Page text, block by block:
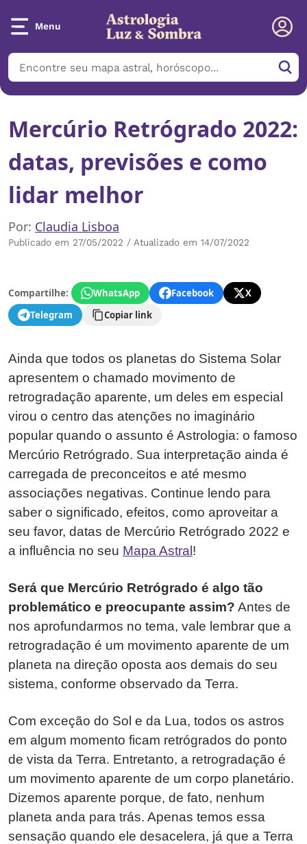
Menu
Mercúrio Retrógrado 2022:
datas, previsões e como
lidar melhor
Por: Claudia Lisboa
Publicado em 27/05/2022 / Atualizado em 14/07/2022
Compartilhe: WhatsApp Facebook
X
Telegram
Copiar link
Ainda que todos os planetas do Sistema Solar
apresentem o chamado movimento de
retrogradação aparente, um deles em especial
virou o centro das atenções no imaginário
popular quando o assunto é Astrologia: o famoso
Mercúrio Retrógrado. Sua interpretação ainda é
carregada de preconceitos e até mesmo
associações negativas. Continue lendo para
saber o significado, efeitos, como aproveitar a
seu favor, datas de Mercúrio Retrógrado 2022 e
a influência no seu Mapa Astral !
Será que Mercúrio Retrógrado é algo tão
problemático e preocupante assim? Antes de
nos aprofundarmos no tema, vale lembrar que a
retrogradação é um movimento aparente de um
planeta na direção oposta aos demais do seu
sistema, conforme observado da Terra.
Com exceção do Sol e da Lua, todos os astros
em algum momento ficam retrógrados do ponto
de vista da Terra. Entretanto, a retrogradação é
um movimento aparente de um corpo planetário.
Dizemos aparente porque, de fato, nenhum
planeta anda para trás. Apenas temos essa
sensação quando ele desacelera, já que a Terra